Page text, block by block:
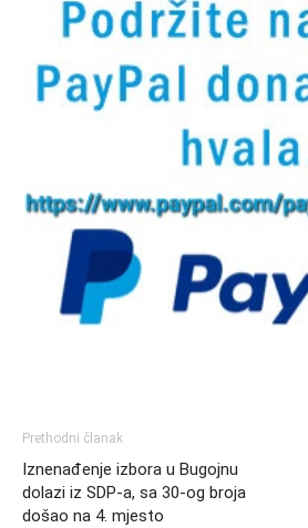
Prethodni članak
Iznenađenje izbora u Bugojnu
dolazi iz SDP-a, sa 30-og broja
došao na 4. mjesto